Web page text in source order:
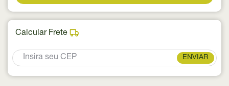
Calcular Frete
ENVIAR